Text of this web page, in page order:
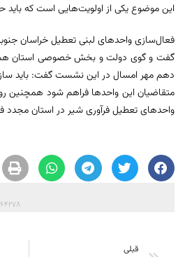
این موضوع یکی از اولویت‌هایی است که باید
فعال‌سازی واحدهای لبنی تعطیل خراسان
گفت و گوی دولت و بخش خصوصی استان هم
دهم مهر امسال در این نشست گفت: باید ساز
متقاضیان این واحدها فراهم شود همچنین
واحدهای تعطیل فرآوری شیر در استان مجدد
قبلی